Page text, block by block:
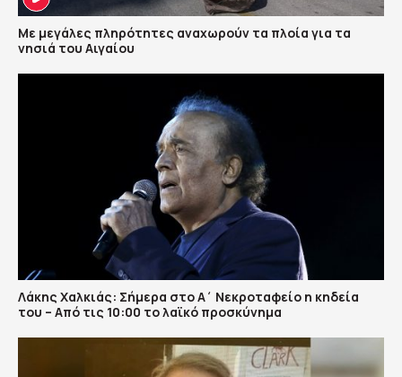
Με μεγάλες πληρότητες αναχωρούν τα πλοία για τα
νησιά του Αιγαίου
Λάκης Χαλκιάς: Σήμερα στο Α΄ Νεκροταφείο η κηδεία
του – Από τις 10:00 το λαϊκό προσκύνημα